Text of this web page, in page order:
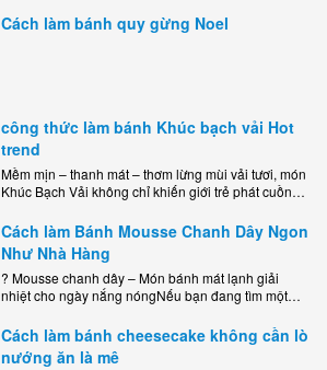
Cách làm bánh quy gừng Noel
công thức làm bánh Khúc bạch vải Hot
trend
Mềm mịn – thanh mát – thơm lừng mùi vải tươi, món
Khúc Bạch Vải không chỉ khiến giới trẻ phát cuồng
Cách làm Bánh Mousse Chanh Dây Ngon
Như Nhà Hàng
? Mousse chanh dây – Món bánh mát lạnh giải
nhiệt cho ngày nắng nóngNếu bạn đang tìm một
dễ..
Cách làm bánh cheesecake không cần lò
nướng ăn là mê